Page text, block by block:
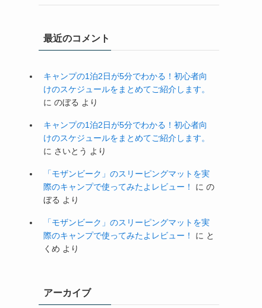
最近のコメント
キャンプの1泊2日が5分でわかる！初心者向
けのスケジュールをまとめてご紹介します。
に のぼる より
キャンプの1泊2日が5分でわかる！初心者向
けのスケジュールをまとめてご紹介します。
に さいとう より
「モザンビーク」のスリーピングマットを実
際のキャンプで使ってみたよレビュー！
に の
ぼる より
「モザンビーク」のスリーピングマットを実
際のキャンプで使ってみたよレビュー！
に と
くめ より
アーカイブ